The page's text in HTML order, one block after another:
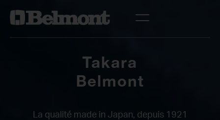
Takara
Belmont
La qualité made in Japan, depuis 1921